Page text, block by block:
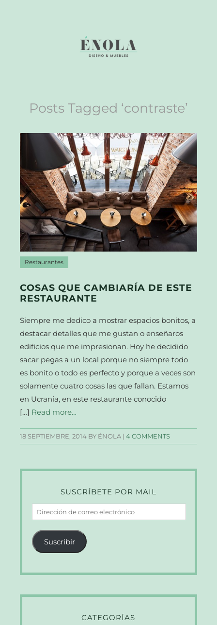
Posts Tagged ‘contraste’
Restaurantes
COSAS QUE CAMBIARÍA DE ESTE
RESTAURANTE
Siempre me dedico a mostrar espacios bonitos, a
destacar detalles que me gustan o enseñaros
edificios que me impresionan. Hoy he decidido
sacar pegas a un local porque no siempre todo
es bonito o todo es perfecto y porque a veces son
solamente cuatro cosas las que fallan. Estamos
en Ucrania, en este restaurante conocido
[…] Read more…
18 SEPTIEMBRE, 2014 BY ÉNOLA |4 COMMENTS
SUSCRÍBETE POR MAIL
Dirección
de
correo
electrónico
Suscribir
CATEGORÍAS